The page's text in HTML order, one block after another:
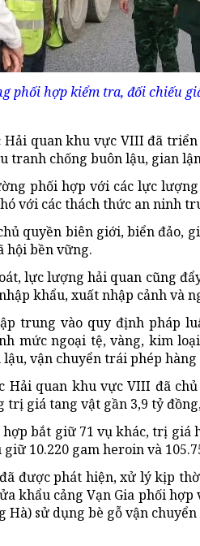
phối hợp kiểm tra, đối chiếu
Hải quan khu vực VIII đã
tranh chống buôn lậu, gian
phối hợp với các lực
với các thách thức an ninh
quyền biên giới, biển
hội bền vững.
lực lượng hải quan cũng
khẩu, xuất nhập cảnh và
trung vào quy định pháp
mức ngoại tệ, vàng, kim
vận chuyển trái phép
Hải quan khu vực VIII đã
giá tang vật gần 3,9 tỷ
bắt giữ 71 vụ khác, trị giá
10.220 gam heroin và
được phát hiện, xử lý kịp
khẩu cảng Vạn Gia phối
Hà) sử dụng bè gỗ vận